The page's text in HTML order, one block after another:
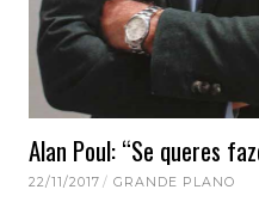
Alan Poul: “Se queres
22/11/2017 GRANDE PLANO